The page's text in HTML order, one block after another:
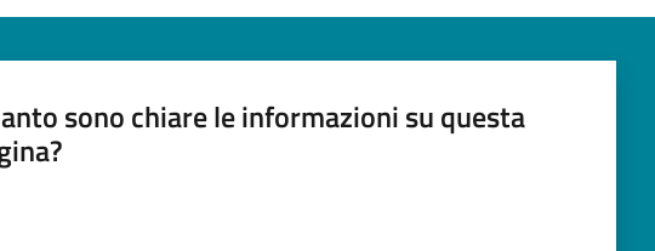
sono chiare le informazioni su questa